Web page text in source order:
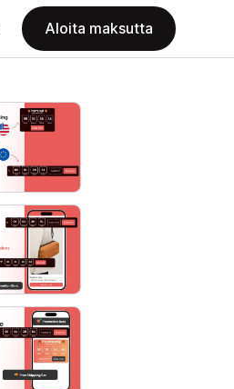
Aloita maksutta